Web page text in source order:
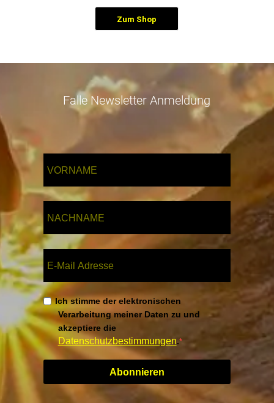
Zum Shop
Falle Newsletter Anmeldung
Ich stimme der elektronischen
Verarbeitung meiner Daten zu und
akzeptiere die
Datenschutzbestimmungen.
Abonnieren